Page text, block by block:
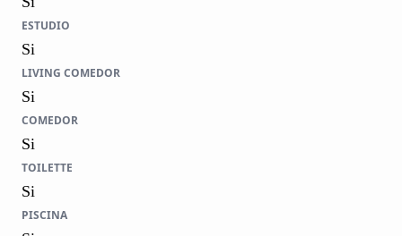
ESTUDIO
Si
LIVING COMEDOR
Si
COMEDOR
Si
TOILETTE
Si
PISCINA